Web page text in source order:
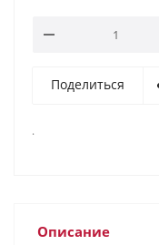
Поделиться
.
Описание